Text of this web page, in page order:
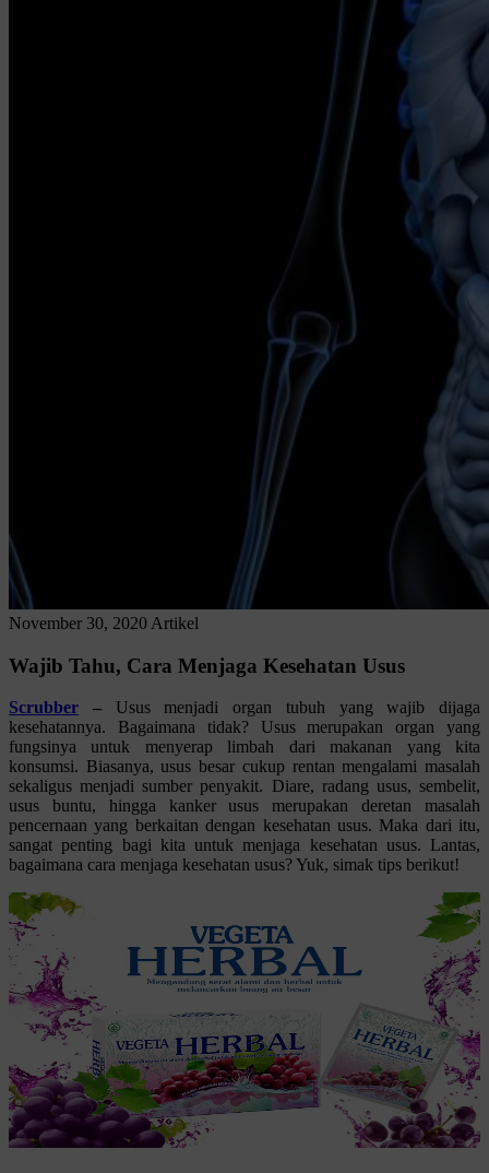
November 30, 2020 Artikel
Wajib Tahu, Cara Menjaga Kesehatan Usus
Scrubber –Usus menjadi organ tubuh yang wajib dijaga
kesehatannya. Bagaimana tidak? Usus merupakan organ yang
fungsinya untuk menyerap limbah dari makanan yang kita
konsumsi. Biasanya, usus besar cukup rentan mengalami masalah
sekaligus menjadi sumber penyakit. Diare, radang usus, sembelit,
usus buntu, hingga kanker usus merupakan deretan masalah
pencernaan yang berkaitan dengan kesehatan usus. Maka dari itu,
sangat penting bagi kita untuk menjaga kesehatan usus. Lantas,
bagaimana cara menjaga kesehatan usus? Yuk, simak tips berikut!